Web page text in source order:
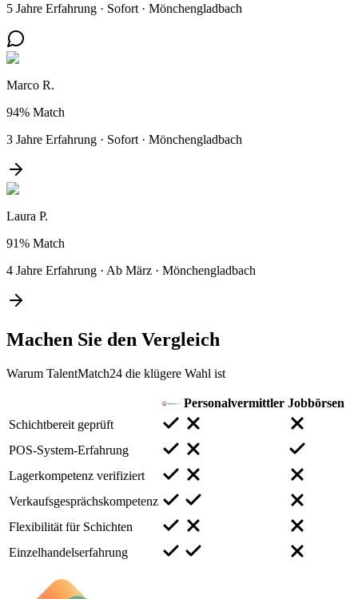
5 Jahre Erfahrung · Sofort · Mönchengladbach
Marco R.
94% Match
3 Jahre Erfahrung · Sofort · Mönchengladbach
Laura P.
91% Match
4 Jahre Erfahrung · Ab März · Mönchengladbach
Machen Sie den Vergleich
Warum TalentMatch24 die klügere Wahl ist
Personalvermittler Jobbörsen
Schichtbereit geprüft
POS-System-Erfahrung
Lagerkompetenz verifiziert
Verkaufsgesprächskompetenz
Flexibilität für Schichten
Einzelhandelserfahrung